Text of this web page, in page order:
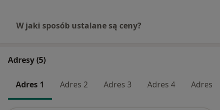
W jaki sposób ustalane są ceny?
Adresy (5)
Adres 1 Adres 2 Adres 3 Adres 4 Adres 5